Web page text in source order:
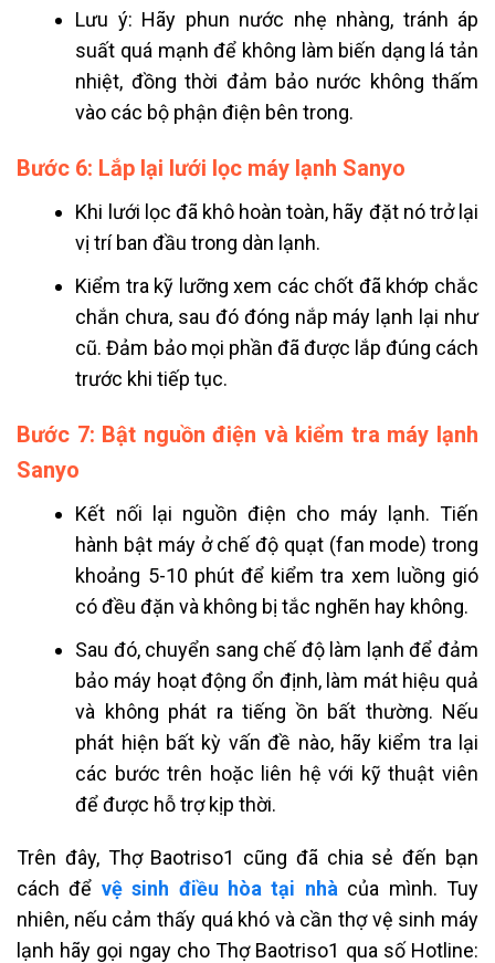
Lưu ý: Hãy phun nước nhẹ nhàng, tránh áp
suất quá mạnh để không làm biến dạng lá tản
nhiệt, đồng thời đảm bảo nước không thấm
vào các bộ phận điện bên trong.
Bước 6: Lắp lại lưới lọc máy lạnh Sanyo
Khi lưới lọc đã khô hoàn toàn, hãy đặt nó trở lại
vị trí ban đầu trong dàn lạnh.
Kiểm tra kỹ lưỡng xem các chốt đã khớp chắc
chắn chưa, sau đó đóng nắp máy lạnh lại như
cũ. Đảm bảo mọi phần đã được lắp đúng cách
trước khi tiếp tục.
Bước 7: Bật nguồn điện và kiểm tra máy lạnh
Sanyo
Kết nối lại nguồn điện cho máy lạnh. Tiến
hành bật máy ở chế độ quạt (fan mode) trong
khoảng 5-10 phút để kiểm tra xem luồng gió
có đều đặn và không bị tắc nghẽn hay không.
Sau đó, chuyển sang chế độ làm lạnh để đảm
bảo máy hoạt động ổn định, làm mát hiệu quả
và không phát ra tiếng ồn bất thường. Nếu
phát hiện bất kỳ vấn đề nào, hãy kiểm tra lại
các bước trên hoặc liên hệ với kỹ thuật viên
để được hỗ trợ kịp thời.
Trên đây, Thợ Baotriso1 cũng đã chia sẻ đến bạn
cách để vệ sinh điều hòa tại nhà của mình. Tuy
nhiên, nếu cảm thấy quá khó và cần thợ vệ sinh máy
lạnh hãy gọi ngay cho Thợ Baotriso1 qua số Hotline: